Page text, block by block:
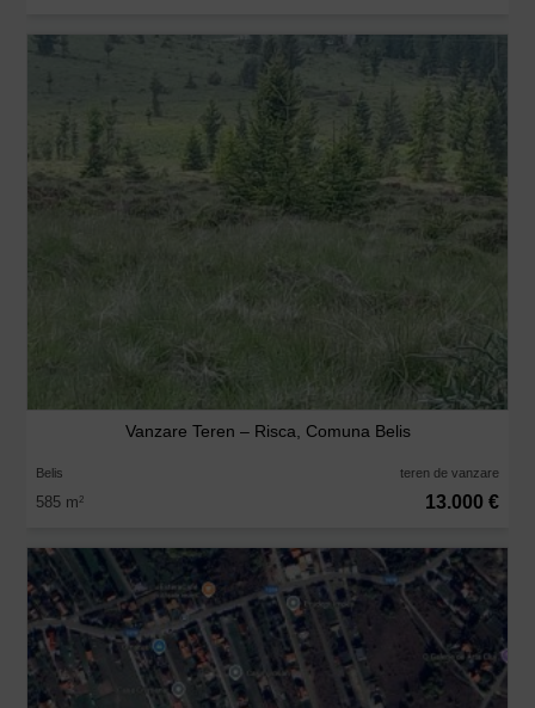
Vanzare Teren – Risca, Comuna Belis
Belis teren de vanzare
585 m2 13.000 €